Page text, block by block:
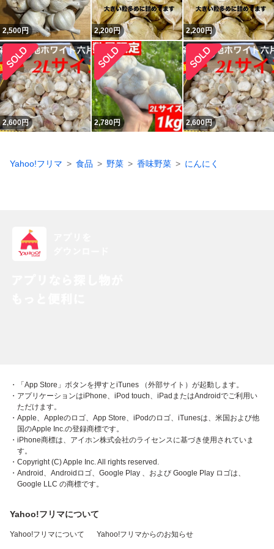
2,500円 2,200円 2,200円
2,600円 2,780円 2,600円
Yahoo!フリマ 食品 野菜 香味野菜 にんにく
・「App Store」ボタンを押すとiTunes （外部サイト）が起動します。
・アプリケーションはiPhone、iPod touch、iPadまたはAndroidでご利用い
ただけます。
・Apple、Appleのロゴ、App Store、iPodのロゴ、iTunesは、米国および他
国のApple Inc.の登録商標です。
・iPhone商標は、アイホン株式会社のライセンスに基づき使用されていま
す。
・Copyright (C) Apple Inc. All rights reserved.
・Android、Androidロゴ、Google Play 、および Google Play ロゴは、
Google LLC の商標です。
Yahoo!フリマについて
Yahoo!フリマについて Yahoo!フリマからのお知らせ